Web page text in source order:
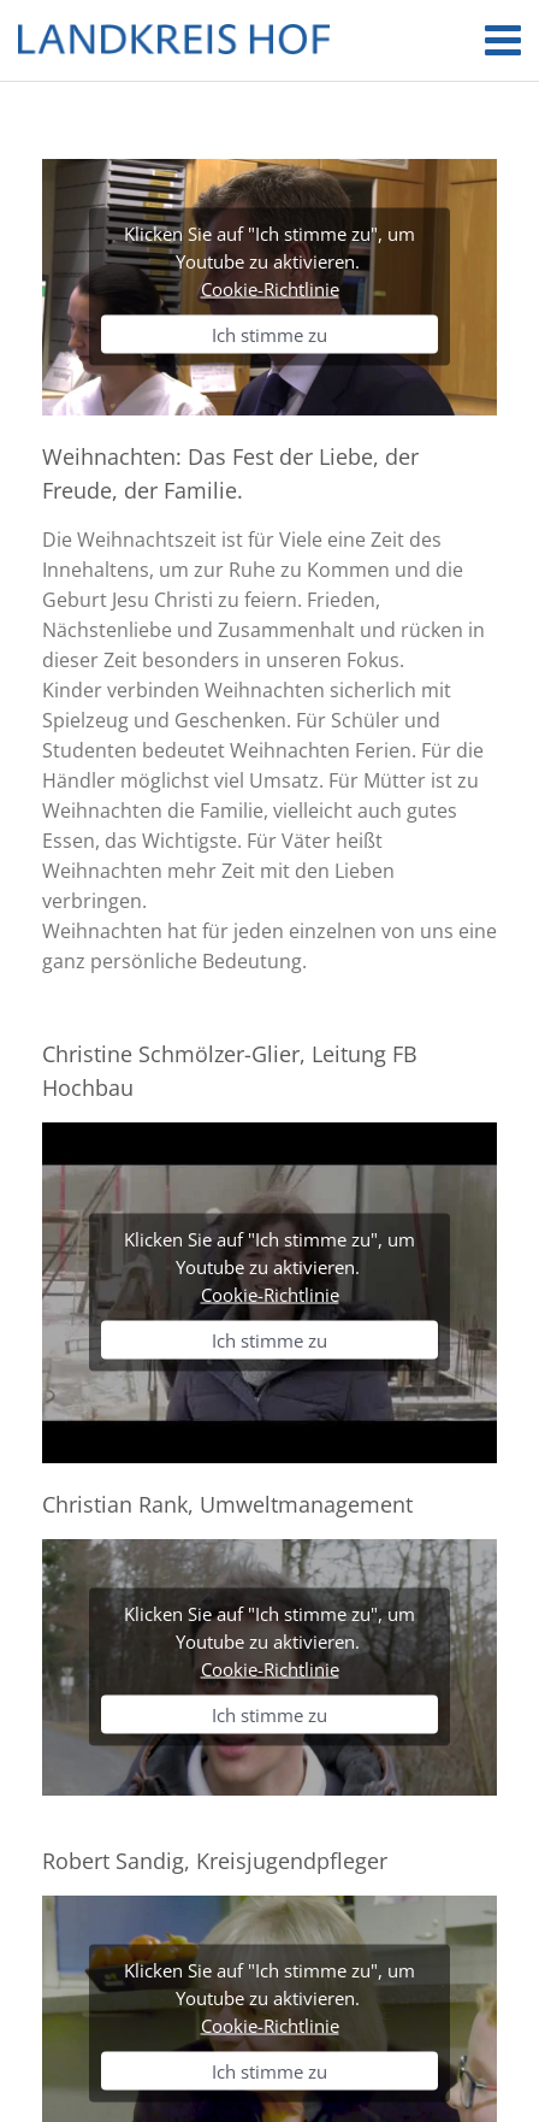
Klicken Sie auf "Ich stimme zu", um
Youtube zu aktivieren.
Cookie-Richtlinie
Ich stimme zu
Weihnachten: Das Fest der Liebe, der
Freude, der Familie.
Die Weihnachtszeit ist für Viele eine Zeit des
Innehaltens, um zur Ruhe zu Kommen und die
Geburt Jesu Christi zu feiern. Frieden,
Nächstenliebe und Zusammenhalt und rücken in
dieser Zeit besonders in unseren Fokus.
Kinder verbinden Weihnachten sicherlich mit
Spielzeug und Geschenken. Für Schüler und
Studenten bedeutet Weihnachten Ferien. Für die
Händler möglichst viel Umsatz. Für Mütter ist zu
Weihnachten die Familie, vielleicht auch gutes
Essen, das Wichtigste. Für Väter heißt
Weihnachten mehr Zeit mit den Lieben
verbringen.
Weihnachten hat für jeden einzelnen von uns eine
ganz persönliche Bedeutung.
Christine Schmölzer-Glier, Leitung FB
Hochbau
Klicken Sie auf "Ich stimme zu", um
Youtube zu aktivieren.
Cookie-Richtlinie
Ich stimme zu
Christian Rank, Umweltmanagement
Klicken Sie auf "Ich stimme zu", um
Youtube zu aktivieren.
Cookie-Richtlinie
Ich stimme zu
Robert Sandig, Kreisjugendpfleger
Klicken Sie auf "Ich stimme zu", um
Youtube zu aktivieren.
Cookie-Richtlinie
Ich stimme zu